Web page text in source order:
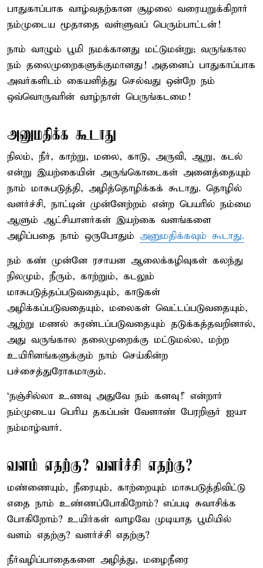
பாதுகாப்பாக வாழ்வதற்கான சூழலை வரையறுக்கிறார்
நம்முடைய மூதாதை வள்ளுவப் பெரும்பாட்டன்!
நாம் வாழும் பூமி நமக்கானது மட்டுமன்று; வருங்கால
நம் தலைமுறைகளுக்குமானது! அதனைப் பாதுகாப்பாக
அவர்களிடம் கையளித்து செல்வது ஒன்றே நம்
ஒவ்வொருவரின் வாழ்நாள் பெருங்கடமை!
அனுமதிக்க கூடாது
நிலம், நீர், காற்று, மலை, காடு, அருவி, ஆறு, கடல்
என்று இயற்கையின் அருங்கொடைகள் அனைத்தையும்
நாம் மாசுபடுத்தி, அழித்தொழிக்கக் கூடாது. தொழில்
வளர்ச்சி, நாட்டின் முன்னேற்றம் என்ற பெயரில் நம்மை
ஆளும் ஆட்சியாளர்கள் இயற்கை வளங்களை
அழிப்பதை நாம் ஒருபோதும் அனுமதிக்கவும் கூடாது.
நம் கண் முன்னே ரசாயன ஆலைக்கழிவுகள் கலந்து
நிலமும், நீரும், காற்றும், கடலும்
மாசுபடுத்தப்படுவதையும், காடுகள்
அழிக்கப்படுவதையும், மலைகள் வெட்டப்படுவதையும்,
ஆற்று மணல் சுரண்டப்படுவதையும் தடுக்கத்தவறினால்,
அது வருங்கால தலைமுறைக்கு மட்டுமல்ல, மற்ற
உயிரினங்களுக்கும் நாம் செய்கின்ற
பச்சைத்துரோகமாகும்.
‘நஞ்சில்லா உணவு அதுவே நம் கனவு!’ என்றார்
நம்முடைய பெரிய தகப்பன் வேளாண் பேரறிஞர் ஐயா
நம்மாழ்வார்.
வளம் எதற்கு? வளர்ச்சி எதற்கு?
மண்ணையும், நீரையும், காற்றையும் மாசுபடுத்திவிட்டு
எதை நாம் உண்ணப்போகிறோம்? எப்படி சுவாசிக்க
போகிறோம்? உயிர்கள் வாழவே முடியாத பூமியில்
வளம் எதற்கு? வளர்ச்சி எதற்கு?
நீர்வழிப்பாதைகளை அழித்து, மழைநீரை